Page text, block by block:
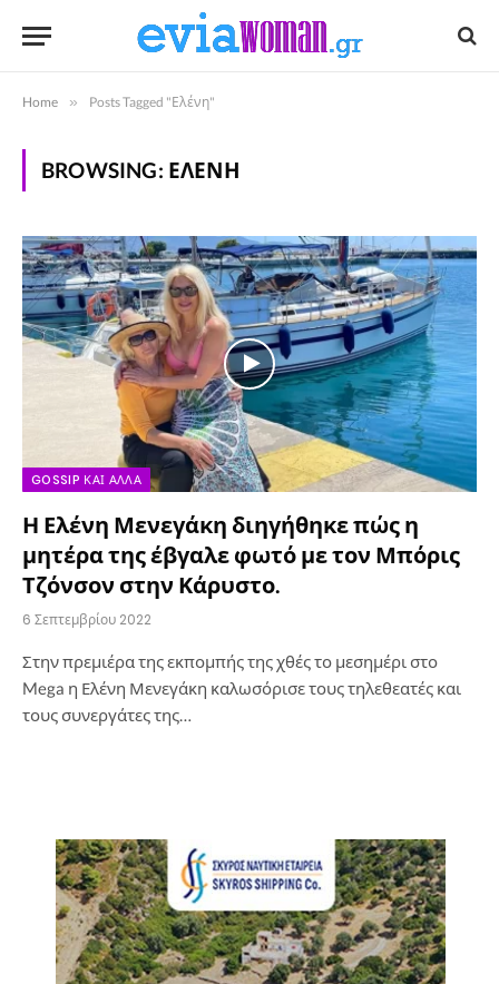
Home » Posts Tagged "Ελένη"
BROWSING: ΕΛΈΝΗ
GOSSIP ΚΑΙ ΆΛΛΑ
Η Ελένη Μενεγάκη διηγήθηκε πώς η
μητέρα της έβγαλε φωτό με τον Μπόρις
Τζόνσον στην Κάρυστο.
6 Σεπτεμβρίου 2022
Στην πρεμιέρα της εκπομπής της χθές το μεσημέρι στο
Mega η Ελένη Μενεγάκη καλωσόρισε τους τηλεθεατές και
τους συνεργάτες της…